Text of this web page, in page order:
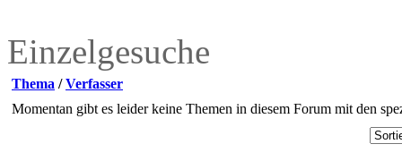
Einzelgesuche
Thema /Verfasser
Momentan gibt es leider keine Themen in diesem Forum mit den